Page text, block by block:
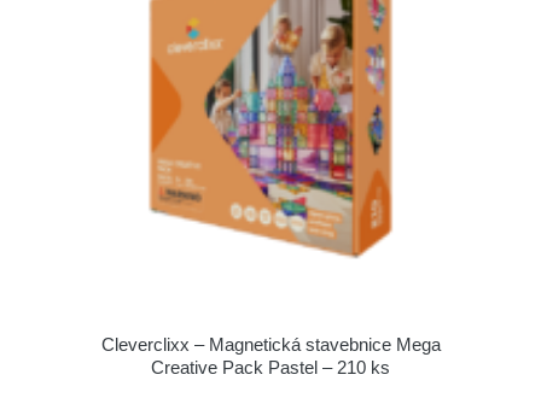
Cleverclixx – Magnetická stavebnice Mega
Creative Pack Pastel – 210 ks